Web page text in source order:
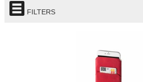
FILTERS